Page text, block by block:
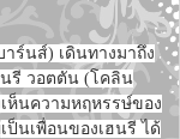
ร์นส์) เดินทางมาถึง
นรี วอตตัน (โคลิน
ห็นความหฤหรรษ์ของ
นเพื่อนของเฮนรี ได้